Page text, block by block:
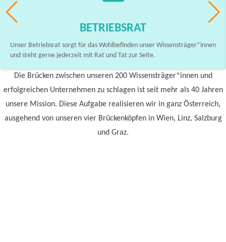
BETRIEBSRAT
Unser Betriebsrat sorgt für das Wohlbefinden unser Wissensträger*innen
und steht gerne jederzeit mit Rat und Tat zur Seite.
Die Brücken zwischen unseren 200 Wissensträger*innen und
erfolgreichen Unternehmen zu schlagen ist seit mehr als 40 Jahren
unsere Mission. Diese Aufgabe realisieren wir in ganz Österreich,
ausgehend von unseren vier Brückenköpfen in Wien, Linz, Salzburg
und Graz.